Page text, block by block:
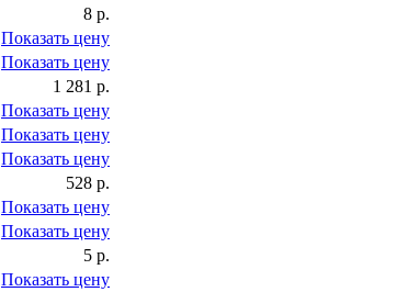
8 р.
Показать цену
Показать цену
1 281 р.
Показать цену
Показать цену
Показать цену
528 р.
Показать цену
Показать цену
5 р.
Показать цену